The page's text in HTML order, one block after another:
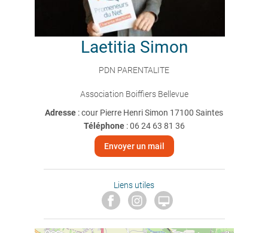
Laetitia Simon
PDN PARENTALITE
Association Boiffiers Bellevue
Adresse : cour Pierre Henri Simon 17100 Saintes
Téléphone:06 24 63 81 36
Envoyer un mail
Liens utiles
